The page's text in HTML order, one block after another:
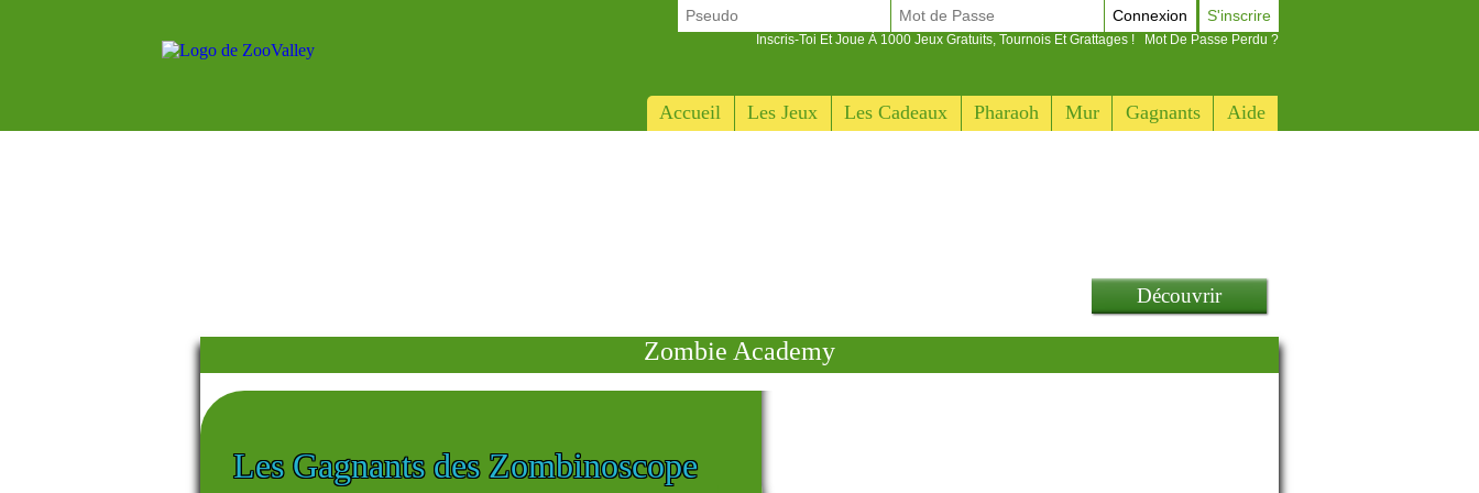
Accueil Les Jeux Les Cadeaux Pharaoh Mur Gagnants Aide
Connexion S'inscrire
Inscris-Toi Et Joue À 1000 Jeux Gratuits, Tournois Et Grattages ! Mot De Passe Perdu ?
Découvrir
Zombie Academy
Les Gagnants des Zombinoscope